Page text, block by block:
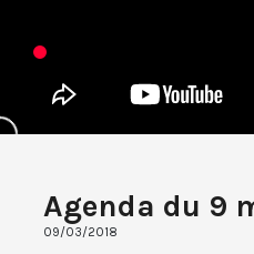
Agenda du 9
09/03/2018